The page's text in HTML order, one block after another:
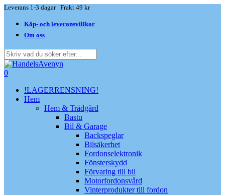
Skip
main
content
Leverans 1-3 dagar | Frakt 49 kr
Köp- och leveransvillkor
Om oss
Close
Search
search
0
!LAGERRENSNING!
Hem
Hem & Trädgård
Bastu
Bil & Garage
Backspeglar
Bilsäkerhet
Fordonselektronik
Fönsterskydd
Förvaring till bil
Motorfordonsvård
Vinterprodukter till fordon